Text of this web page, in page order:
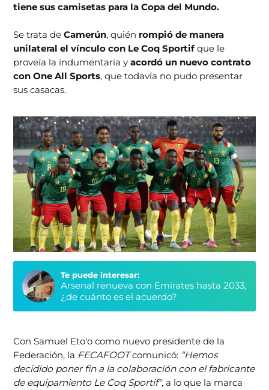
tiene sus camisetas para la Copa del Mundo.
Se trata deCamerún, quién rompió de manera
unilateral el vínculo con Le Coq Sportifque le
proveía la indumentaria yacordó un nuevo contrato
con One All Sports, que todavía no pudo presentar
sus casacas.
Te puede interesar:
Arsenal renueva con Emirates hasta 2033,
¿de cuánto es el acuerdo?
Con Samuel Eto'o como nuevo presidente de la
Federación, la FECAFOOTcomunicó: “Hemos
decidido poner fin a la colaboración con el fabricante
de equipamiento Le Coq Sportif", a lo que la marca